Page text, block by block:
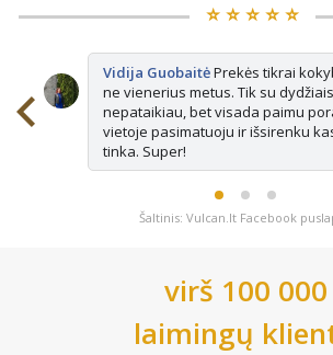
⭐️ ⭐️ ⭐️ ⭐️ ⭐️
Vidija GuobaitėPrekės tikrai
ne vienerius metus. Tik su
nepataikiau, bet visada paimu
vietoje pasimatuoju ir išsirenku
tinka. Super!
Šaltinis: Vulcan.lt Facebook
virš 100 000
laimingų